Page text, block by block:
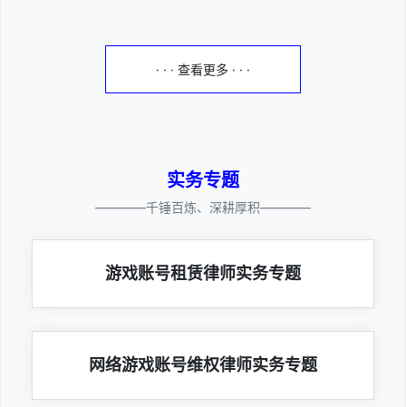
· · · 查看更多 · · ·
实务专题
————千锤百炼、深耕厚积————
游戏账号租赁律师实务专题
网络游戏账号维权律师实务专题